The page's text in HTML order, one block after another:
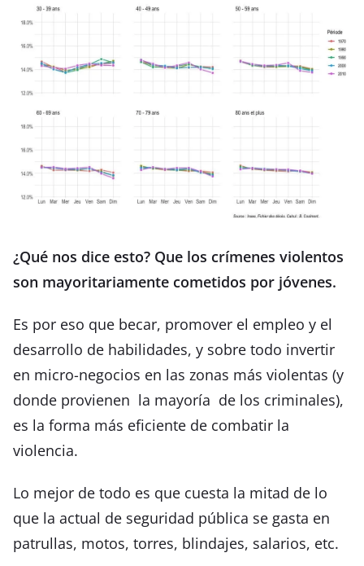
¿Qué nos dice esto? Que los crímenes violentos
son mayoritariamente cometidos por jóvenes.
Es por eso que becar, promover el empleo y el
desarrollo de habilidades, y sobre todo invertir
en micro-negocios en las zonas más violentas (y
donde provienen la mayoría de los criminales),
es la forma más eficiente de combatir la
violencia.
Lo mejor de todo es que cuesta la mitad de lo
que la actual de seguridad pública se gasta en
patrullas, motos, torres, blindajes, salarios, etc.